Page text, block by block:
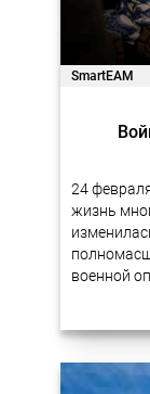
SmartEAM
24
жизнь
военной